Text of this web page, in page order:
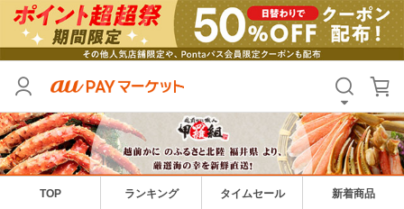
TOP ランキング タイムセール 新着商品